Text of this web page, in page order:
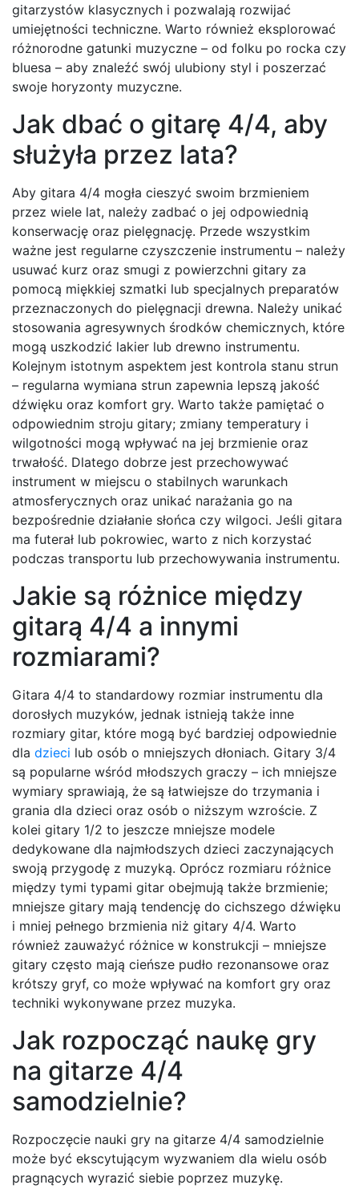
gitarzystów klasycznych i pozwalają rozwijać
umiejętności techniczne. Warto również eksplorować
różnorodne gatunki muzyczne – od folku po rocka czy
bluesa – aby znaleźć swój ulubiony styl i poszerzać
swoje horyzonty muzyczne.
Jak dbać o gitarę 4/4, aby
służyła przez lata?
Aby gitara 4/4 mogła cieszyć swoim brzmieniem
przez wiele lat, należy zadbać o jej odpowiednią
konserwację oraz pielęgnację. Przede wszystkim
ważne jest regularne czyszczenie instrumentu – należy
usuwać kurz oraz smugi z powierzchni gitary za
pomocą miękkiej szmatki lub specjalnych preparatów
przeznaczonych do pielęgnacji drewna. Należy unikać
stosowania agresywnych środków chemicznych, które
mogą uszkodzić lakier lub drewno instrumentu.
Kolejnym istotnym aspektem jest kontrola stanu strun
– regularna wymiana strun zapewnia lepszą jakość
dźwięku oraz komfort gry. Warto także pamiętać o
odpowiednim stroju gitary; zmiany temperatury i
wilgotności mogą wpływać na jej brzmienie oraz
trwałość. Dlatego dobrze jest przechowywać
instrument w miejscu o stabilnych warunkach
atmosferycznych oraz unikać narażania go na
bezpośrednie działanie słońca czy wilgoci. Jeśli gitara
ma futerał lub pokrowiec, warto z nich korzystać
podczas transportu lub przechowywania instrumentu.
Jakie są różnice między
gitarą 4/4 a innymi
rozmiarami?
Gitara 4/4 to standardowy rozmiar instrumentu dla
dorosłych muzyków, jednak istnieją także inne
rozmiary gitar, które mogą być bardziej odpowiednie
dla dzieci lub osób o mniejszych dłoniach. Gitary 3/4
są popularne wśród młodszych graczy – ich mniejsze
wymiary sprawiają, że są łatwiejsze do trzymania i
grania dla dzieci oraz osób o niższym wzroście. Z
kolei gitary 1/2 to jeszcze mniejsze modele
dedykowane dla najmłodszych dzieci zaczynających
swoją przygodę z muzyką. Oprócz rozmiaru różnice
między tymi typami gitar obejmują także brzmienie;
mniejsze gitary mają tendencję do cichszego dźwięku
i mniej pełnego brzmienia niż gitary 4/4. Warto
również zauważyć różnice w konstrukcji – mniejsze
gitary często mają cieńsze pudło rezonansowe oraz
krótszy gryf, co może wpływać na komfort gry oraz
techniki wykonywane przez muzyka.
Jak rozpocząć naukę gry
na gitarze 4/4
samodzielnie?
Rozpoczęcie nauki gry na gitarze 4/4 samodzielnie
może być ekscytującym wyzwaniem dla wielu osób
pragnących wyrazić siebie poprzez muzykę.